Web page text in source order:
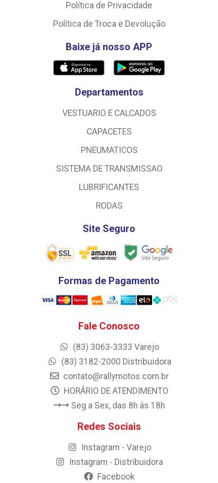
Política de Privacidade
Política de Troca e Devolução
Baixe já nosso APP
Departamentos
VESTUARIO E CALCADOS
CAPACETES
PNEUMATICOS
SISTEMA DE TRANSMISSAO
LUBRIFICANTES
RODAS
Site Seguro
Formas de Pagamento
Fale Conosco
(83) 3063-3333 Varejo
(83) 3182-2000 Distribuidora
contato@rallymotos.com.br
HORÁRIO DE ATENDIMENTO
Seg a Sex, das 8h ás 18h
Redes Sociais
Instagram - Varejo
Instagram - Distribuidora
Facebook